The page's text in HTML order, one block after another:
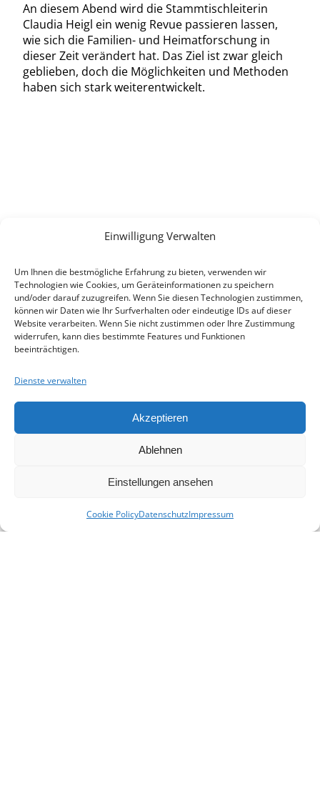
Einwilligung Verwalten
Um Ihnen die bestmögliche Erfahrung zu bieten, verwenden wir
Technologien wie Cookies, um Geräteinformationen zu speichern
und/oder darauf zuzugreifen. Wenn Sie diesen Technologien zustimmen,
können wir Daten wie Ihr Surfverhalten oder eindeutige IDs auf dieser
Website verarbeiten. Wenn Sie nicht zustimmen oder Ihre Zustimmung
widerrufen, kann dies bestimmte Features und Funktionen
beeinträchtigen.
Dienste verwalten
Akzeptieren
Ablehnen
Einstellungen ansehen
Cookie PolicyDatenschutzImpressum
An diesem Abend wird die Stammtischleiterin
Claudia Heigl ein wenig Revue passieren lassen,
wie sich die Familien- und Heimatforschung in
dieser Zeit verändert hat. Das Ziel ist zwar gleich
geblieben, doch die Möglichkeiten und Methoden
haben sich stark weiterentwickelt.